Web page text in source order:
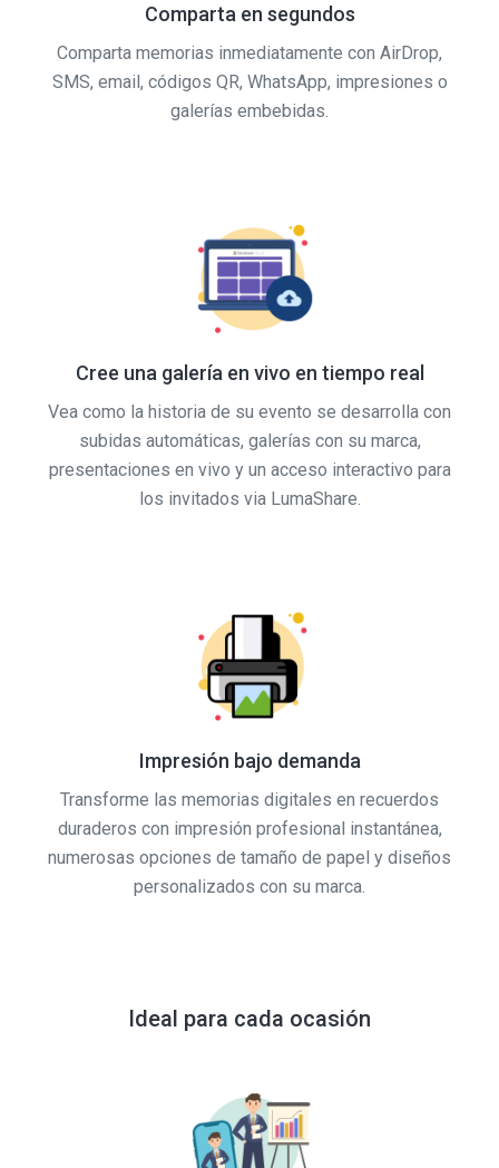
Comparta en segundos
Comparta memorias inmediatamente con AirDrop,
SMS, email, códigos QR, WhatsApp, impresiones o
galerías embebidas.
Cree una galería en vivo en tiempo real
Vea como la historia de su evento se desarrolla con
subidas automáticas, galerías con su marca,
presentaciones en vivo y un acceso interactivo para
los invitados via LumaShare.
Impresión bajo demanda
Transforme las memorias digitales en recuerdos
duraderos con impresión profesional instantánea,
numerosas opciones de tamaño de papel y diseños
personalizados con su marca.
Ideal para cada ocasión